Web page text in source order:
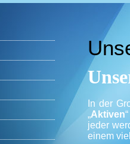
In der
„Aktiven
jeder
einem